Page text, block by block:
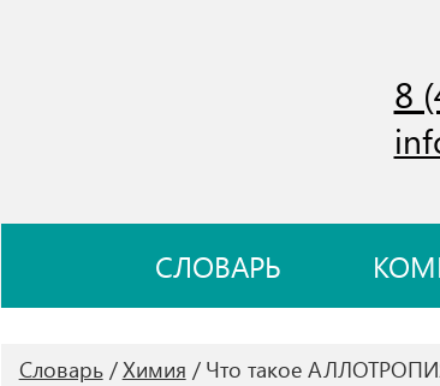
8
СЛОВАРЬ
Словарь Химия Что такое